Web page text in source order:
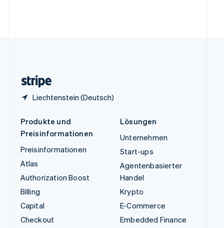
Liechtenstein (Deutsch)
Produkte und
Preisinformationen
Preisinformationen
Atlas
Authorization Boost
Billing
Capital
Checkout
Lösungen
Unternehmen
Start-ups
Agentenbasierter
Handel
Krypto
E-Commerce
Embedded Finance